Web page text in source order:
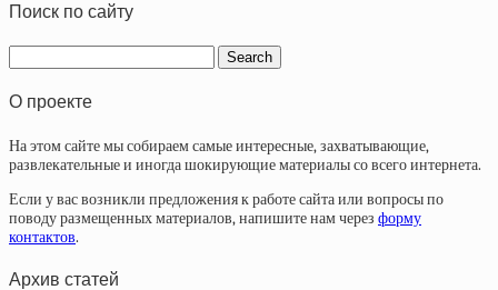
Поиск по сайту
О проекте
На этом сайте мы собираем самые интересные, захватывающие,
развлекательные и иногда шокирующие материалы со всего интернета.
Если у вас возникли предложения к работе сайта или вопросы по
поводу размещенных материалов, напишите нам через форму
контактов.
Архив статей